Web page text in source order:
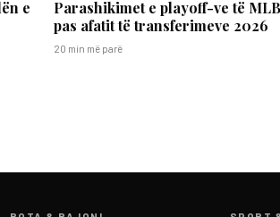
e
Parashikimet e playoff-ve të MLB
pas afatit të transferimeve 2026
20 min më parë